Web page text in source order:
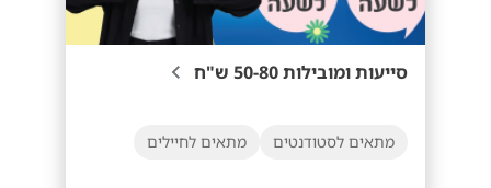
סייעות ומובילות 50-80 ש"ח
מתאים לסטודנטים מתאים לחיילים